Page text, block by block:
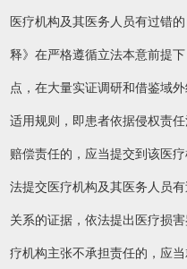
医疗机构及其医务人员有过错
释》在严格遵循立法本意前提
点，在大量实证调研和借鉴域
适用规则，即患者依据侵权责
赔偿责任的，应当提交到该医
法提交医疗机构及其医务人员
关系的证据，依法提出医疗损
疗机构主张不承担责任的，应